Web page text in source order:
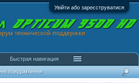
Увійти або зареєструватися
повідомлення
Быстрая навигация